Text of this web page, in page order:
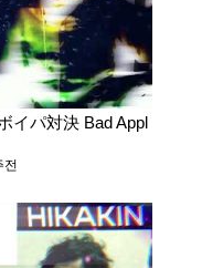
イパ対決 Bad Appl
전